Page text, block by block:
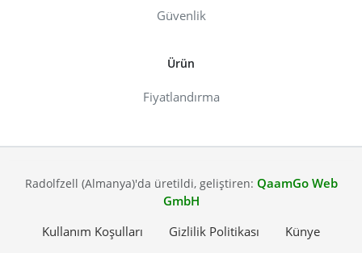
Güvenlik
Ürün
Fiyatlandırma
Radolfzell (Almanya)'da üretildi, geliştiren: QaamGo Web
GmbH
Kullanım Koşulları
Gizlilik Politikası Künye